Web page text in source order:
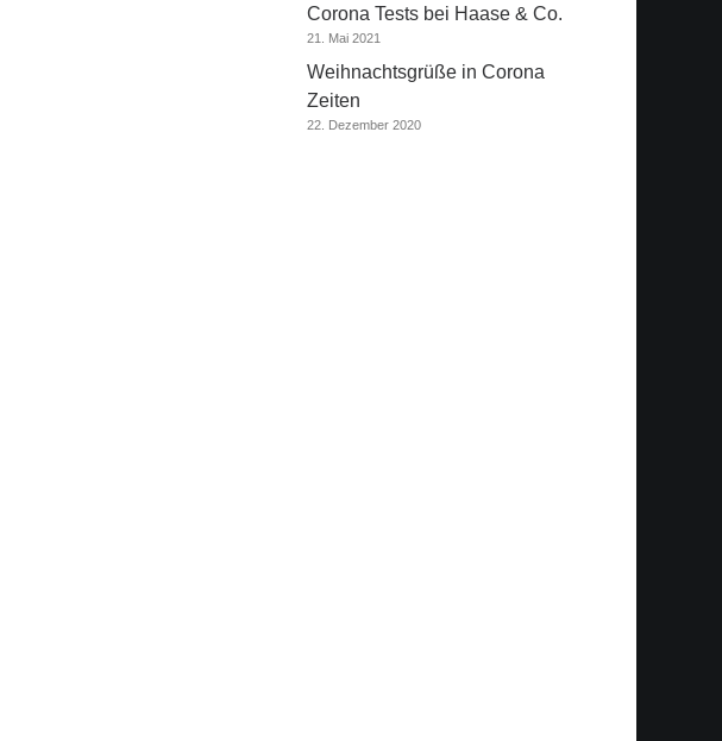
Corona Tests bei Haase & Co.
21. Mai 2021
Weihnachtsgrüße in Corona
Zeiten
22. Dezember 2020